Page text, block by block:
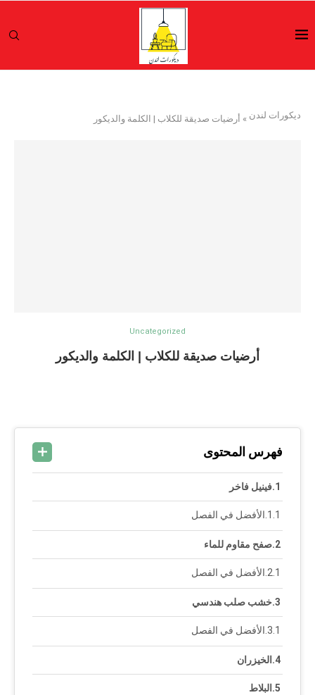
ديكورات لندن » أرضيات صديقة للكلاب | الكلمة والديكور
Uncategorized
أرضيات صديقة للكلاب | الكلمة والديكور
فهرس المحتوى
فينيل فاخر
الأفضل في الفصل
صفح مقاوم للماء
الأفضل في الفصل
خشب صلب هندسي
الأفضل في الفصل
الخيزران
البلاط